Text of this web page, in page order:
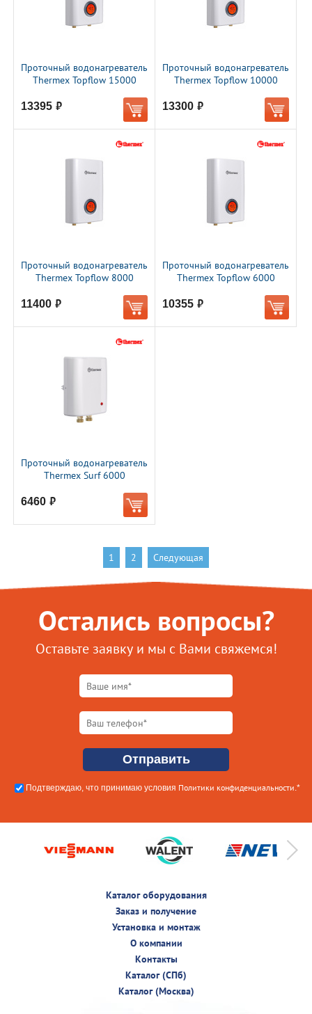
Проточный водонагреватель
Thermex Topflow 15000
13395 руб.
Проточный водонагреватель
Thermex Topflow 10000
13300 руб.
Проточный водонагреватель
Thermex Topflow 8000
11400 руб.
Проточный водонагреватель
Thermex Topflow 6000
10355 руб.
Проточный водонагреватель
Thermex Surf 6000
6460 руб.
1 2 Следующая
Остались вопросы?
Оставьте заявку и мы с Вами свяжемся!
Подтверждаю, что принимаю условия Политики конфиденциальности .*
Каталог оборудования
Заказ и получение
Установка и монтаж
О компании
Контакты
Каталог (СПб)
Каталог (Москва)